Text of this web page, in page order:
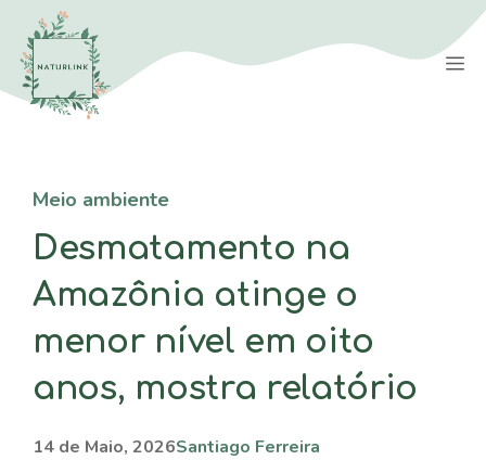
Saltar
para
conteúdo
Meio ambiente
Desmatamento na
Amazônia atinge o
menor nível em oito
anos, mostra relatório
14 de Maio, 2026Santiago Ferreira